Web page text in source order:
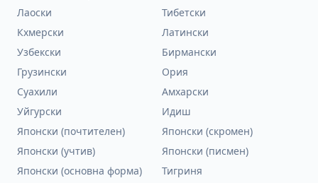
Лаоски
Тибетски
Кхмерски
Латински
Узбекски
Бирмански
Грузински
Ория
Суахили
Амхарски
Уйгурски
Идиш
Японски (почтителен)
Японски (скромен)
Японски (учтив)
Японски (писмен)
Японски (основна форма)
Тигриня